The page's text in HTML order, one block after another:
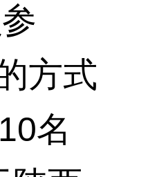
方式
名